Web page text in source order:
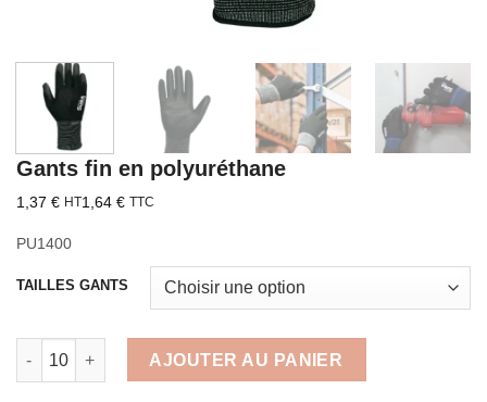
Gants fin en polyuréthane
1,37 € HT1,64 € TTC
PU1400
TAILLES GANTS
AJOUTER AU PANIER